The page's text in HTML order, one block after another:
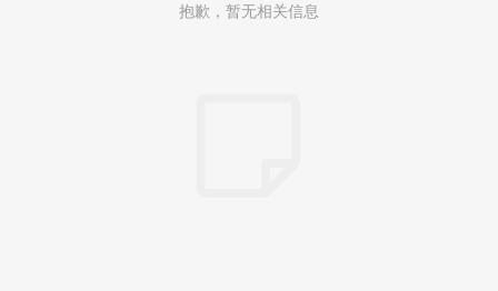
抱歉，暂无相关信息